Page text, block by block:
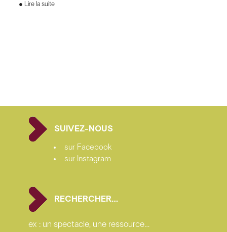
Lire la suite
SUIVEZ-NOUS
sur Facebook
sur Instagram
RECHERCHER…